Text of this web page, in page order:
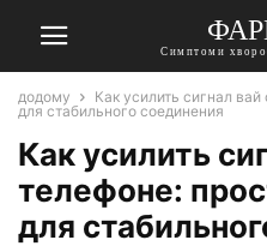
Симптоми
додому
Как усилить сигнал
для стабильного соединения
Как усилить
телефоне:
для